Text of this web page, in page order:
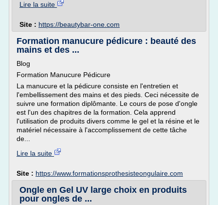
Lire la suite
Site : https://beautybar-one.com
Formation manucure pédicure : beauté des
mains et des ...
Blog
Formation Manucure Pédicure
La manucure et la pédicure consiste en l'entretien et
l'embellissement des mains et des pieds. Ceci nécessite de
suivre une formation diplômante. Le cours de pose d'ongle
est l'un des chapitres de la formation. Cela apprend
l'utilisation de produits divers comme le gel et la résine et le
matériel nécessaire à l'accomplissement de cette tâche
de...
Lire la suite
Site : https://www.formationsprothesisteongulaire.com
Ongle en Gel UV large choix en produits
pour ongles de ...